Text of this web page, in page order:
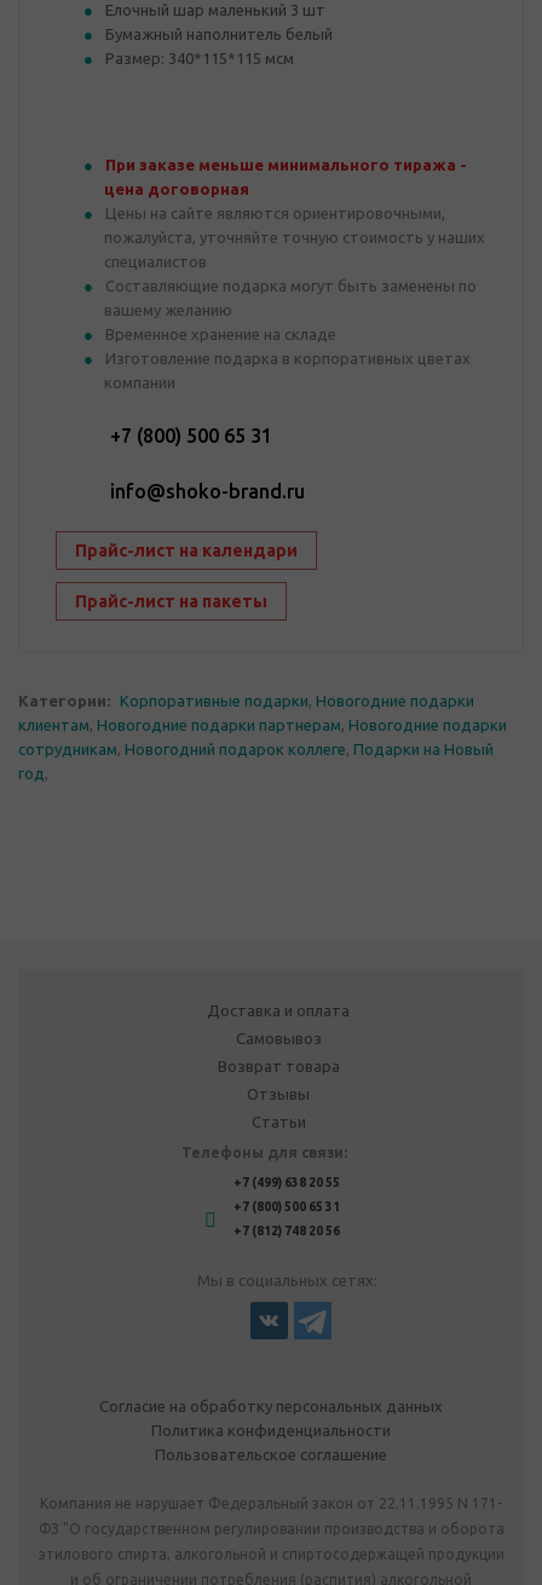
Елочный шар маленький 3 шт
Бумажный наполнитель белый
Размер: 340*115*115 мсм
При заказе меньше минимального тиража -
цена договорная
Цены на сайте являются ориентировочными,
пожалуйста, уточняйте точную стоимость у наших
специалистов
Составляющие подарка могут быть заменены по
вашему желанию
Временное хранение на складе
Изготовление подарка в корпоративных цветах
компании
+7 (800) 500 65 31
info@shoko-brand.ru
Прайс-лист на календари
Прайс-лист на пакеты
Категории: Корпоративные подарки, Новогодние подарки
клиентам, Новогодние подарки партнерам, Новогодние подарки
сотрудникам, Новогодний подарок коллеге, Подарки на Новый
год ,
Доставка и оплата
Самовывоз
Возврат товара
Отзывы
Статьи
Телефоны для связи:
+7 (499) 638 20 55
+7 (800) 500 65 31
+7 (812) 748 20 56
Мы в социальных сетях:
Согласие на обработку персональных данных
Политика конфиденциальности
Пользовательское соглашение
Компания не нарушает Федеральный закон от 22.11.1995 N 171-
ФЗ "О государственном регулировании производства и оборота
этилового спирта, алкогольной и спиртосодержащей продукции
и об ограничении потребления (распития) алкогольной